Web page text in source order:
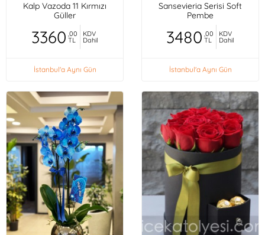
Kalp Vazoda 11 Kırmızı
Güller
3360 ,00
TL
KDV
Dahil
İstanbul'a Aynı Gün
Sansevieria Serisi Soft
Pembe
3480 ,00
TL
KDV
Dahil
İstanbul'a Aynı Gün